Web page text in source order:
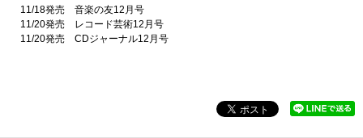
11/18発売 音楽の友12月号
11/20発売 レコード芸術12月号
11/20発売 CDジャーナル12月号